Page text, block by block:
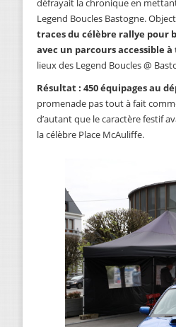
défrayait la chronique en
Legend Boucles Bastogne.
traces du célèbre rallye pour
avec un parcours accessible
lieux des Legend Boucles @
Résultat : 450 équipages au
promenade pas tout à fait
d’autant que le caractère festif
la célèbre Place McAuliffe.